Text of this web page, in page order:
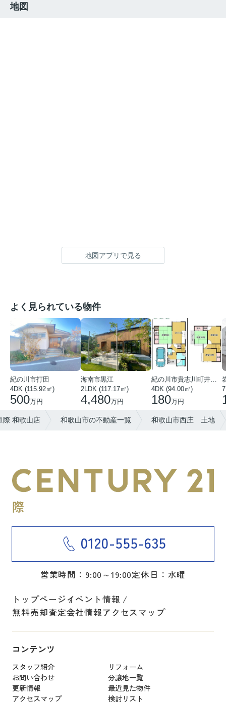
地図
地図アプリで見る
よく見られている物件
紀の川市打田
4DK (115.92㎡)
500万円
海南市黒江
2LDK (117.17㎡)
4,480万円
紀の川市貴志川町井ノ口
4DK (94.00㎡)
180万円
際 和歌山店 和歌山市の不動産一覧 和歌山市西庄 土地
0120-555-635
営業時間：9:00～19:00定休日：水曜
トップページイベント情報
無料売却査定会社情報アクセスマップ
コンテンツ
スタッフ紹介
リフォーム
お問い合わせ
分譲地一覧
更新情報
最近見た物件
アクセスマップ
検討リスト